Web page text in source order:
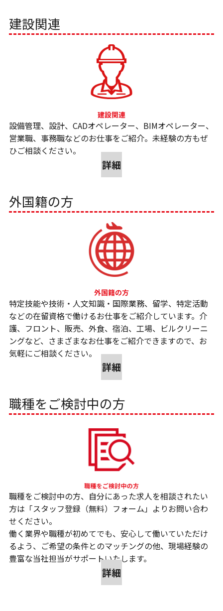
建設関連
設備管理、設計、CADオペレーター、BIMオペレーター、
営業職、事務職などのお仕事をご紹介。未経験の方もぜ
ひご相談ください。
詳細
外国籍の方
特定技能や技術・人文知識・国際業務、留学、特定活動
などの在留資格で働けるお仕事をご紹介しています。介
護、フロント、販売、外食、宿泊、工場、ビルクリーニ
ングなど、さまざまなお仕事をご紹介できますので、お
気軽にご相談ください。
詳細
職種をご検討中の方
職種をご検討中の方、自分にあった求人を相談されたい
方は「スタッフ登録（無料）フォーム」よりお問い合わ
せください。
働く業界や職種が初めてでも、安心して働いていただけ
るよう、ご希望の条件とのマッチングの他、現場経験の
豊富な当社担当がサポートいたします。
詳細